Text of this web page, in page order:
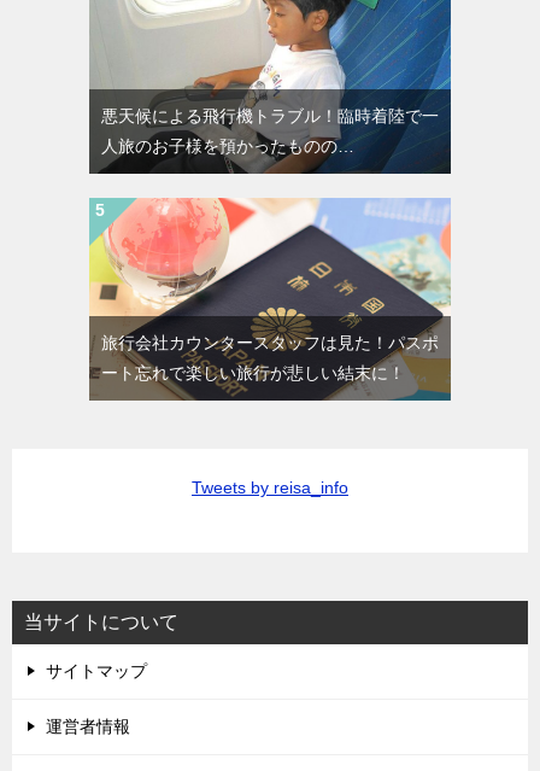
悪天候による飛行機トラブル！臨時着陸で一
人旅のお子様を預かったものの…
旅行会社カウンタースタッフは見た！パスポ
ート忘れで楽しい旅行が悲しい結末に！
Tweets by reisa_info
当サイトについて
サイトマップ
運営者情報